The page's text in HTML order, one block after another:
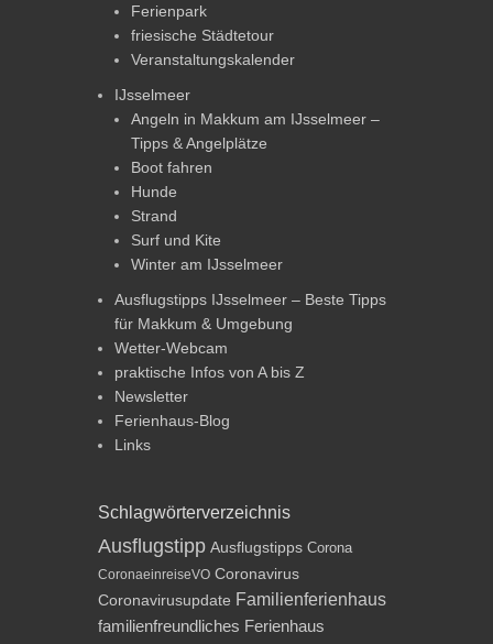
Ferienpark
friesische Städtetour
Veranstaltungskalender
IJsselmeer
Angeln in Makkum am IJsselmeer –
Tipps & Angelplätze
Boot fahren
Hunde
Strand
Surf und Kite
Winter am IJsselmeer
Ausflugstipps IJsselmeer – Beste Tipps
für Makkum & Umgebung
Wetter-Webcam
praktische Infos von A bis Z
Newsletter
Ferienhaus-Blog
Links
Schlagwörterverzeichnis
Ausflugstipp Ausflugstipps Corona
CoronaeinreiseVO Coronavirus
Coronavirusupdate Familienferienhaus
familienfreundliches Ferienhaus